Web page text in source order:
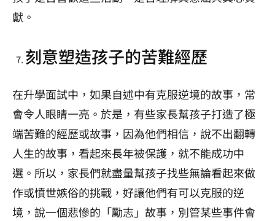
獻。
刻意塑造孩子的苦難經歷
在升學面試中，如果自述中有克服逆境的故事，常
會令人眼睛一亮。於是，有些家長幫孩子打造了極
端苦難的經歷或故事，因為他們相信，說不出翻轉
人生的故事，看起來長年被保護，就不能成功中
選。所以，家長們就盡量幫孩子找些無論看起來做
作或憤世嫉俗的挑戰，好讓他們有可以克服的逆
境，說一個悲慘的「勵志」故事，別管某些事件會